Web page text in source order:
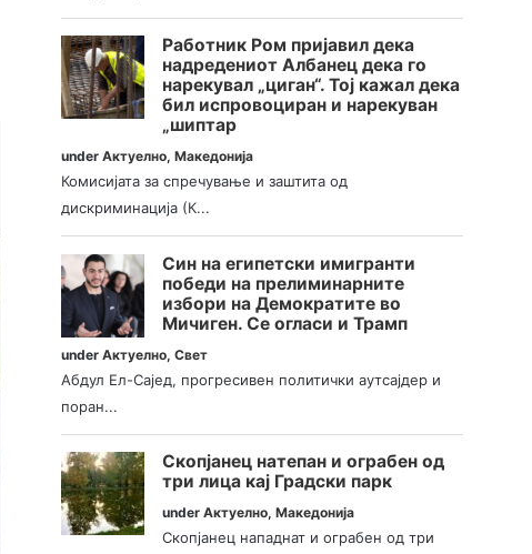
Работник Ром пријавил дека
надредениот Албанец дека го
нарекувал „циган“. Тој кажал дека
бил испровоциран и нарекуван
„шиптар
underАктуелно,Македонија
Комисијата за спречување и заштита од
дискриминација (К...
Син на египетски имигранти
победи на прелиминарните
избори на Демократите во
Мичиген. Се огласи и Трамп
underАктуелно,Свет
Абдул Ел-Сајед, прогресивен политички аутсајдер и
поран...
Скопјанец натепан и ограбен од
три лица кај Градски парк
underАктуелно,Македонија
Скопјанец нападнат и ограбен од три